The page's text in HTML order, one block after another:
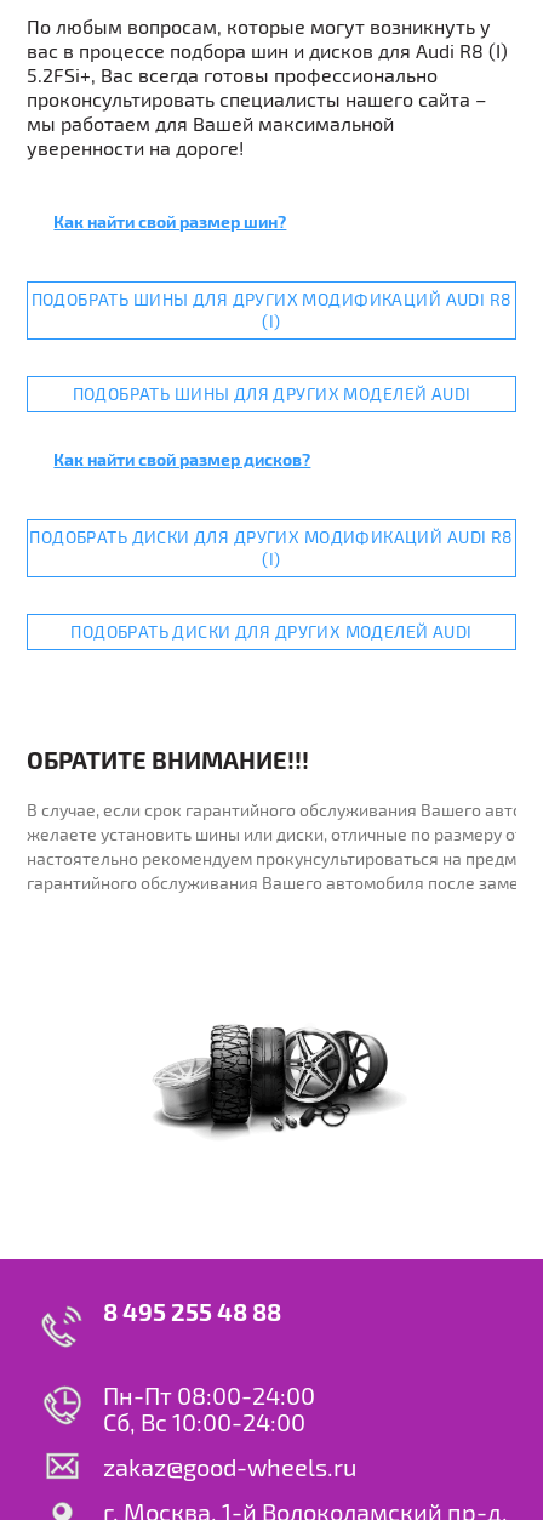
По любым вопросам, которые могут возникнуть у
вас в процессе подбора шин и дисков для Audi R8 (I)
5.2FSi+, Вас всегда готовы профессионально
проконсультировать специалисты нашего сайта –
мы работаем для Вашей максимальной
уверенности на дороге!
Как найти свой размер шин?
ПОДОБРАТЬ ШИНЫ ДЛЯ ДРУГИХ МОДИФИКАЦИЙ AUDI R8
(I)
ПОДОБРАТЬ ШИНЫ ДЛЯ ДРУГИХ МОДЕЛЕЙ AUDI
Как найти свой размер дисков?
ПОДОБРАТЬ ДИСКИ ДЛЯ ДРУГИХ МОДИФИКАЦИЙ AUDI R8
(I)
ПОДОБРАТЬ ДИСКИ ДЛЯ ДРУГИХ МОДЕЛЕЙ AUDI
ОБРАТИТЕ ВНИМАНИЕ!!!
В случае, если срок гарантийного обслуживания Вашего
желаете установить шины или диски, отличные по размеру от
настоятельно рекомендуем прокунсультироваться на предмет
гарантийного обслуживания Вашего автомобиля после
8 495 255 48 88
Пн-Пт 08:00-24:00
Сб, Вс 10:00-24:00
zakaz@good-wheels.ru
г. Москва, 1-й Волоколамский пр-д,